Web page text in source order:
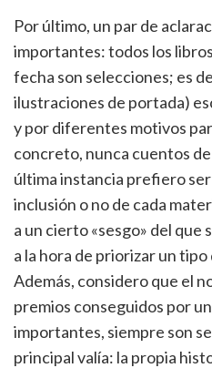
Por último, un par de
importantes: todos los
fecha son selecciones; es
ilustraciones de portada)
y por diferentes motivos
concreto, nunca cuentos
última instancia prefiero
inclusión o no de cada
a un cierto «sesgo» del
a la hora de priorizar un
Además, considero que el
premios conseguidos por
importantes, siempre son
principal valía: la propia